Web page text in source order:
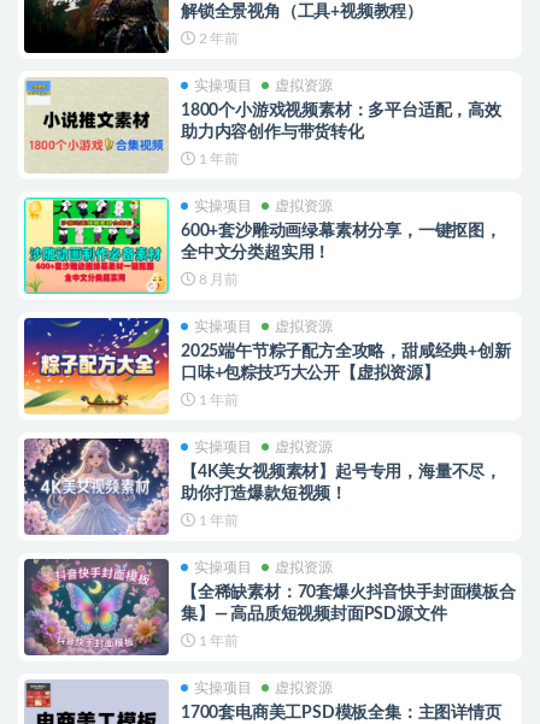
解锁全景视角（工具+视频教程）
2 年前
实操项目 虚拟资源
1800个小游戏视频素材：多平台适配，高效
助力内容创作与带货转化
1 年前
实操项目 虚拟资源
600+套沙雕动画绿幕素材分享，一键抠图，
全中文分类超实用！
8 月前
实操项目 虚拟资源
2025端午节粽子配方全攻略，甜咸经典+创新
口味+包粽技巧大公开【虚拟资源】
1 年前
实操项目 虚拟资源
【4K美女视频素材】起号专用，海量不尽，
助你打造爆款短视频！
1 年前
实操项目 虚拟资源
【全稀缺素材：70套爆火抖音快手封面模板合
集】— 高品质短视频封面PSD源文件
1 年前
实操项目 虚拟资源
1700套电商美工PSD模板全集：主图详情页